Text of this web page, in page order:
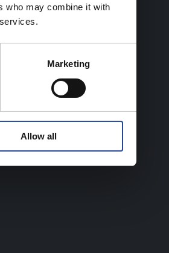
who may combine it with
Marketing
Allow all